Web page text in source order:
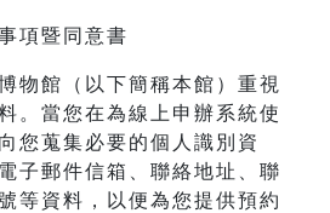
項暨同意書
物館（以下簡稱本館）重視
。當您在為線上申辦系統使
您蒐集必要的個人識別資
子郵件信箱、聯絡地址、聯
等資料，以便為您提供預約